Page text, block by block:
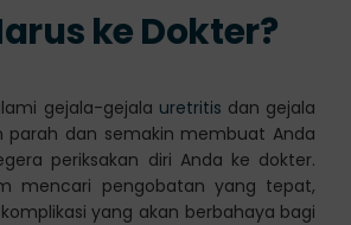
ke Dokter?
gejala-gejala uretritis dan gejala
parah dan semakin membuat Anda
periksakan diri Anda ke dokter.
mencari pengobatan yang tepat,
yang akan berbahaya bagi